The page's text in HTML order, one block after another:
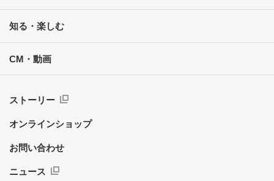
知る・楽しむ
CM・動画
ストーリー
オンラインショップ
お問い合わせ
ニュース